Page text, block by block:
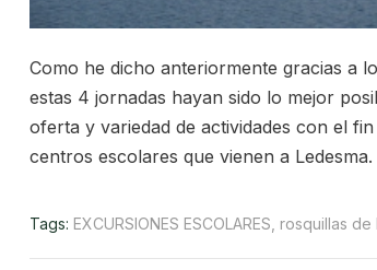
Como he dicho anteriormente gracias a
estas 4 jornadas hayan sido lo mejor
oferta y variedad de actividades con el
centros escolares que vienen a Ledesma.
Tags: EXCURSIONES ESCOLARES rosquillas de